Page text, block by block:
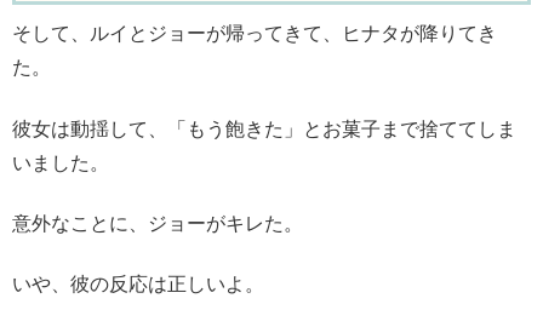
そして、ルイとジョーが帰ってきて、ヒナタが降りてき
た。
彼女は動揺して、「もう飽きた」とお菓子まで捨ててしま
いました。
意外なことに、ジョーがキレた。
いや、彼の反応は正しいよ。